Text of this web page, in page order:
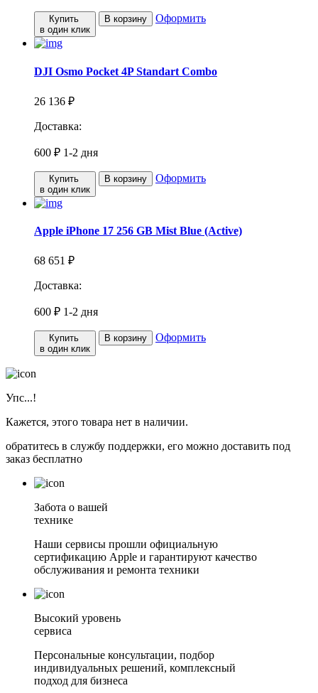
Купить
в один клик
В корзину Оформить
DJI Osmo Pocket 4P Standart Combo
26 136 ₽
Доставка:
600 ₽ 1-2 дня
Купить
в один клик
В корзину Оформить
Apple iPhone 17 256 GB Mist Blue (Active)
68 651 ₽
Доставка:
600 ₽ 1-2 дня
Купить
в один клик
В корзину Оформить
Упс...!
Кажется, этого товара нет в наличии.
обратитесь в службу поддержки, его можно доставить под
заказ бесплатно
Забота о вашей
технике
Наши сервисы прошли официальную
сертификацию Apple и гарантируют качество
обслуживания и ремонта техники
Высокий уровень
сервиса
Персональные консультации, подбор
индивидуальных решений, комплексный
подход для бизнеса